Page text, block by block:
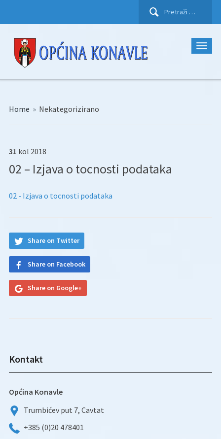
Pretraži:
Home » Nekategorizirano
31 kol 2018
02 – Izjava o tocnosti podataka
02 - Izjava o tocnosti podataka
Share on Twitter
Share on Facebook
Share on Google+
Kontakt
Općina Konavle
Trumbićev put 7, Cavtat
+385 (0)20 478401